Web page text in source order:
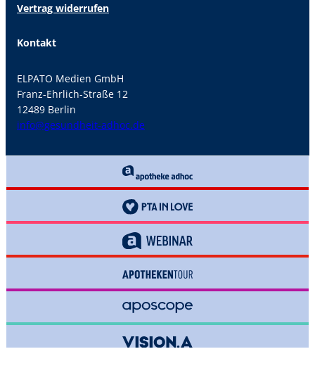
Vertrag widerrufen
Kontakt
ELPATO Medien GmbH
Franz-Ehrlich-Straße 12
12489 Berlin
info@gesundheit-adhoc.de